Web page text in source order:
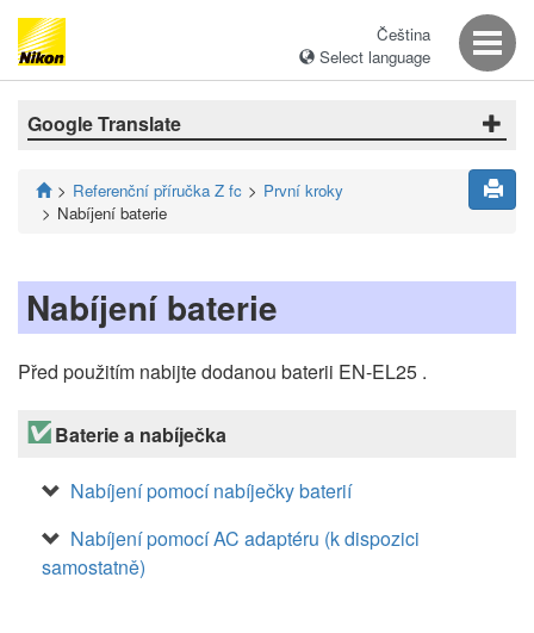
Čeština
Select language
Google Translate
Referenční příručka Z fc
První kroky
Nabíjení baterie
Nabíjení baterie
Před použitím nabijte dodanou baterii EN-EL25 .
Baterie a nabíječka
Nabíjení pomocí nabíječky baterií
Nabíjení pomocí AC adaptéru (k dispozici
samostatně)